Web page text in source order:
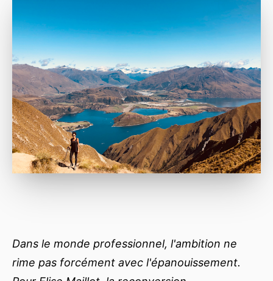
Dans le monde professionnel, l'ambition ne
rime pas forcément avec l'épanouissement.